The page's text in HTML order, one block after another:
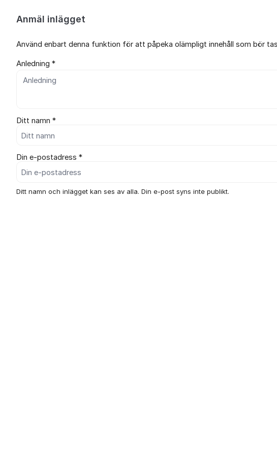
Anmäl inlägget
Använd enbart denna funktion för att påpeka olämpligt innehåll som bör
Anledning *
Ditt namn *
Din e-postadress *
Ditt namn och inlägget kan ses av alla. Din e-post syns inte publikt.